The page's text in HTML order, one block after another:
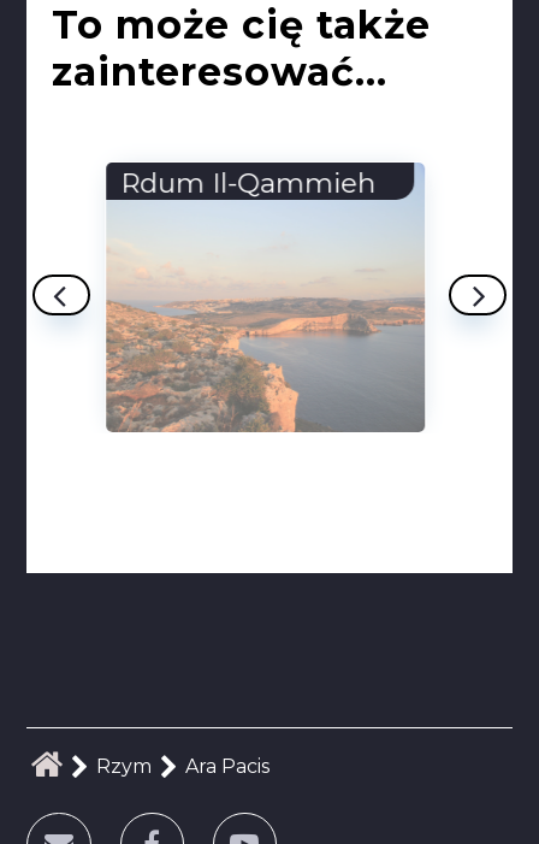
To może cię także
zainteresować...
Muzea
Rzym Ara Pacis